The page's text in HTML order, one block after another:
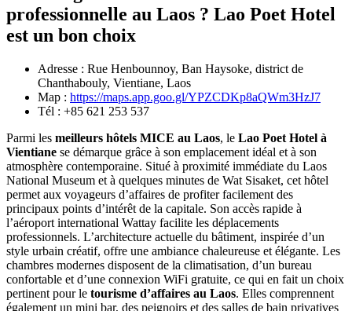
professionnelle au Laos ? Lao Poet Hotel
est un bon choix
Adresse : Rue Henbounnoy, Ban Haysoke, district de
Chanthabouly, Vientiane, Laos
Map : https://maps.app.goo.gl/YPZCDKp8aQWm3HzJ7
Tél : +85 621 253 537
Parmi‎ les meilleurs hôtels‎ MICE au‎ Laos, le Lao Poet Hotel‎‎ à‎
Vientiane se‎ démarque grâce‎ à son emplacement‎ idéal‎ et‎ à son
atmosphère‎ contemporaine.‎ Situé à proximité‎ immédiate du Laos
National Museum et à‎ quelques minutes‎ de‎ Wat Sisaket,‎ cet hôtel
permet‎ aux voyageurs d’affaires‎ de profiter facilement‎ des
principaux‎ points d’intérêt‎ de la capitale. Son accès‎ rapide à
l’aéroport international Wattay‎ facilite les déplacements
professionnels. L’architecture actuelle du bâtiment, inspirée‎ d’un
style urbain‎ créatif, offre‎ une ambiance‎ chaleureuse et élégante.‎ Les
chambres‎ modernes disposent de la‎ climatisation, d’un‎ bureau
confortable et d’une connexion‎ WiFi gratuite, ce‎ qui en fait‎ un choix
pertinent pour le tourisme d’affaires au Laos.‎ Elles comprennent‎
également‎ un mini bar,‎ des peignoirs et des salles‎ de bain‎ privatives